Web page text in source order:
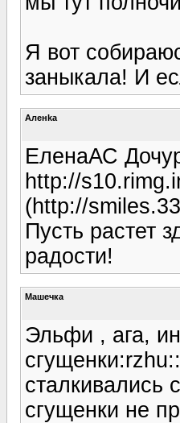
Я вот
заныкала! И
Аленka
ЕленаАС
http://
(http://
Пусть растет
радости!
Машечка
Эльфи , ага,
сталкивались
сгущенки не